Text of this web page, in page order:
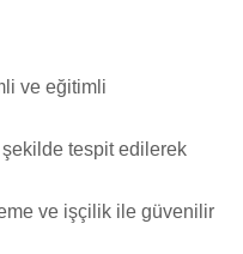
ve eğitimli
şekilde tespit edilerek
ve işçilik ile güvenilir